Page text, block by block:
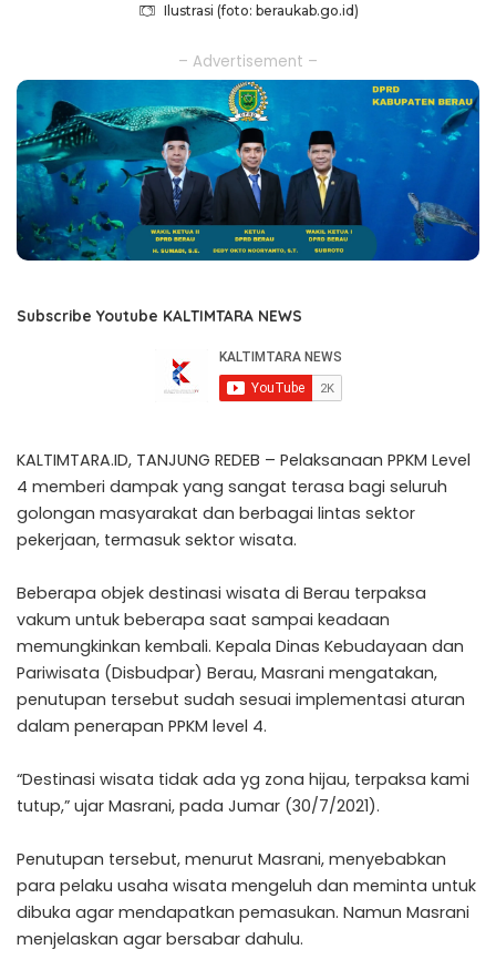
Ilustrasi (foto: beraukab.go.id)
– Advertisement –
Subscribe Youtube KALTIMTARA NEWS
KALTIMTARA.ID, TANJUNG REDEB – Pelaksanaan PPKM Level
4 memberi dampak yang sangat terasa bagi seluruh
golongan masyarakat dan berbagai lintas sektor
pekerjaan, termasuk sektor wisata.
Beberapa objek destinasi wisata di Berau terpaksa
vakum untuk beberapa saat sampai keadaan
memungkinkan kembali. Kepala Dinas Kebudayaan dan
Pariwisata (Disbudpar) Berau, Masrani mengatakan,
penutupan tersebut sudah sesuai implementasi aturan
dalam penerapan PPKM level 4.
“Destinasi wisata tidak ada yg zona hijau, terpaksa kami
tutup,” ujar Masrani, pada Jumar (30/7/2021).
Penutupan tersebut, menurut Masrani, menyebabkan
para pelaku usaha wisata mengeluh dan meminta untuk
dibuka agar mendapatkan pemasukan. Namun Masrani
menjelaskan agar bersabar dahulu.